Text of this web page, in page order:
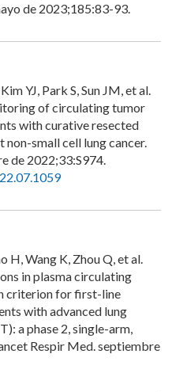
de 2023;185:83-93.
YJ, Park S, Sun JM, et al.
of circulating tumor
with curative resected
small cell lung cancer.
de 2022;33:S974.
H, Wang K, Zhou Q, et al.
in plasma circulating
criterion for first-line
with advanced lung
a phase 2, single-arm,
Respir Med. septiembre